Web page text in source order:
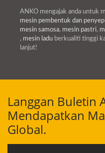
ANKO mengajak anda untuk
mesin pembentuk dan
mesin samosa, mesin pastri,
, mesin ladu berkualiti tinggi
lanjut!
Langgan Buletin
Mendapatkan
Global.